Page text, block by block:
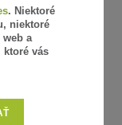
. Niektoré
niektoré
a
ktoré vás